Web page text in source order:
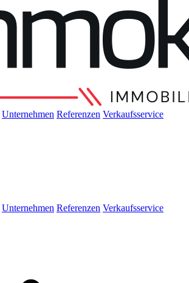
Unternehmen Referenzen Verkaufsservice
Unternehmen Referenzen Verkaufsservice